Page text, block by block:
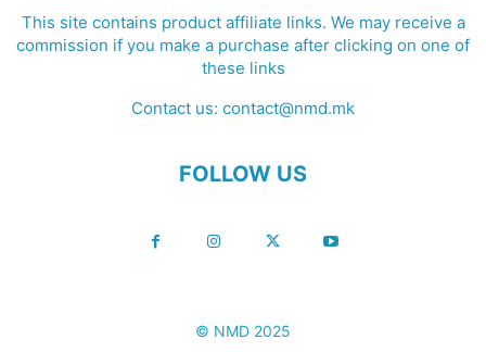
This site contains product affiliate links. We may receive a
commission if you make a purchase after clicking on one of
these links
Contact us: contact@nmd.mk
FOLLOW US
© NMD 2025